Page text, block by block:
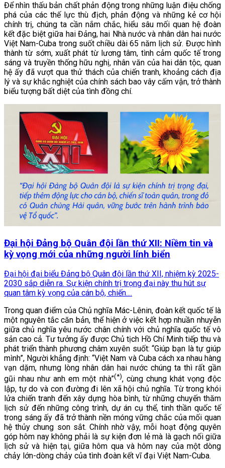
Để nhìn thấu bản chất phản động trong những luận điệu chống
phá của các thế lực thù địch, phản động và những kẻ cơ hội
chính trị, chúng ta cần nắm chắc, hiểu sâu mối quan hệ đoàn
kết đặc biệt giữa hai Đảng, hai Nhà nước và nhân dân hai nước
Việt Nam-Cuba trong suốt chiều dài 65 năm lịch sử. Được hình
thành từ sớm, xuất phát từ lương tâm, tình cảm quốc tế trong
sáng và truyền thống hữu nghị, nhân văn của hai dân tộc, quan
hệ ấy đã vượt qua thử thách của chiến tranh, khoảng cách địa
lý và sự khắc nghiệt của chính sách bao vây cấm vận, trở thành
biểu tượng bất diệt của tình đồng chí.
Đại hội Đảng bộ Quân đội lần thứ XII: Niềm tin và
kỳ vọng mới của những người lính biển
Đại hội đại biểu Đảng bộ Quân đội lần thứ XII, nhiệm kỳ 2025-
2030 sắp diễn ra. Sự kiện chính trị trọng đại này thu hút sự
quan tâm kỳ vọng của cán bộ, chiến....
Trong quan điểm của Chủ nghĩa Mác-Lênin, đoàn kết quốc tế là
một nguyên tắc căn bản, thể hiện ở việc kết hợp nhuần nhuyễn
giữa chủ nghĩa yêu nước chân chính với chủ nghĩa quốc tế vô
sản cao cả. Tư tưởng ấy được Chủ tịch Hồ Chí Minh tiếp thu và
phát triển thành phương châm xuyên suốt: “Giúp bạn là tự giúp
mình”, Người khẳng định: “Việt Nam và Cuba cách xa nhau hàng
vạn dặm, nhưng lòng nhân dân hai nước chúng ta thì rất gần
gũi nhau như anh em một nhà”(*), cùng chung khát vọng độc
lập, tự do và con đường đi lên xã hội chủ nghĩa. Từ trong khói
lửa chiến tranh đến xây dựng hòa bình, từ những chuyến thăm
lịch sử đến những công trình, dự án cụ thể, tinh thần quốc tế
trong sáng ấy đã trở thành nền móng vững chắc của mối quan
hệ thủy chung son sắt. Chính nhờ vậy, mỗi hoạt động quyên
góp hôm nay không phải là sự kiện đơn lẻ mà là gạch nối giữa
lịch sử và hiện tại, giữa hôm qua và hôm nay của một dòng
chảy lớn-dòng chảy của tình đoàn kết vĩ đại Việt Nam-Cuba.